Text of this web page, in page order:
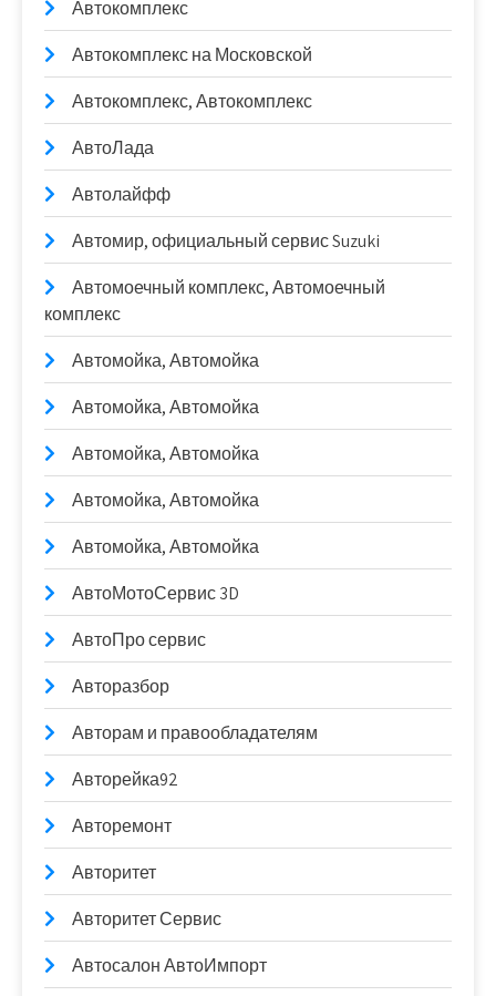
Автокомплекс
Автокомплекс на Московской
Автокомплекс, Автокомплекс
АвтоЛада
Автолайфф
Автомир, официальный сервис Suzuki
Автомоечный комплекс, Автомоечный
комплекс
Автомойка, Автомойка
Автомойка, Автомойка
Автомойка, Автомойка
Автомойка, Автомойка
Автомойка, Автомойка
АвтоМотоСервис 3D
АвтоПро сервис
Авторазбор
Авторам и правообладателям
Авторейка92
Авторемонт
Авторитет
Авторитет Сервис
Автосалон АвтоИмпорт